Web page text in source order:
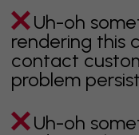
Uh-oh
rendering this
contact
problem
Uh-oh